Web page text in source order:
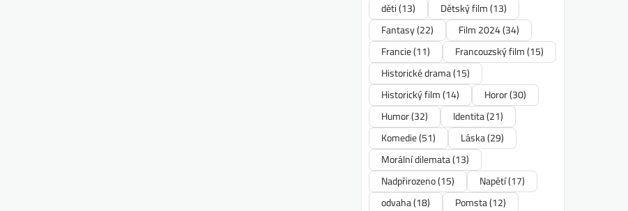
děti(13) Dětský film(13)
Fantasy(22) Film 2024(34)
Francie(11) Francouzský film(15)
Historické drama(15)
Historický film(14) Horor(30)
Humor(32) Identita(21)
Komedie(51) Láska(29)
Morální dilemata(13)
Nadpřirozeno(15) Napětí(17)
odvaha(18) Pomsta(12)